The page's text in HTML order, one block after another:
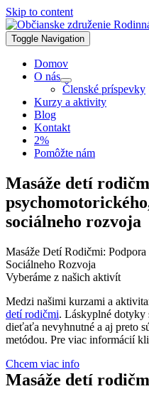
Skip to content
Toggle Navigation
Domov
O nás
Členské príspevky
Kurzy a aktivity
Blog
Kontakt
2%
Pomôžte nám
Masáže detí
sociálneho rozvoja
Masáže Detí Rodičmi:
Sociálneho Rozvoja
Vyberáme z našich aktivít
Medzi našimi kurzami a
detí rodičmi. Láskyplné dotyky
dieťaťa nevyhnutné a aj preto
metódou. Pre viac informácií
Chcem viac info
Masáže detí